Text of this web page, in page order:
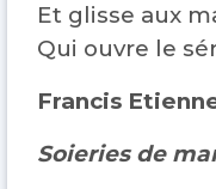
Et glisse aux
Qui ouvre le
Francis
Soieries de